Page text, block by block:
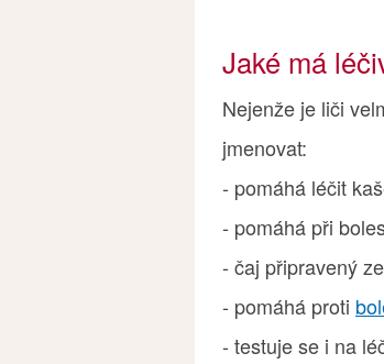
Jaké má
Nejenže je liči
jmenovat:
- pomáhá léčit
- pomáhá při
- čaj připravený
- pomáhá proti
- testuje se i na